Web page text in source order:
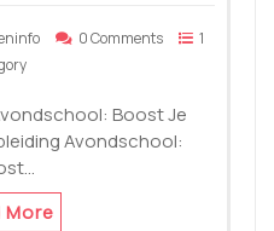
0 Comments
1
Boost Je
Avondschool:
More